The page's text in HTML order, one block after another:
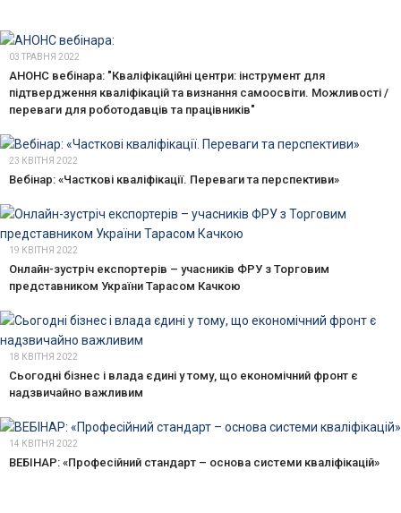
03 ТРАВНЯ 2022
АНОНС вебінара: "Кваліфікаційні центри: інструмент для
підтвердження кваліфікацій та визнання самоосвіти. Можливості /
переваги для роботодавців та працівників"
23 КВІТНЯ 2022
Вебінар: «Часткові кваліфікації. Переваги та перспективи»
19 КВІТНЯ 2022
Онлайн-зустріч експортерів – учасників ФРУ з Торговим
представником України Тарасом Качкою
18 КВІТНЯ 2022
Сьогодні бізнес і влада єдині у тому, що економічний фронт є
надзвичайно важливим
14 КВІТНЯ 2022
ВЕБІНАР: «Професійний стандарт – основа системи кваліфікацій»